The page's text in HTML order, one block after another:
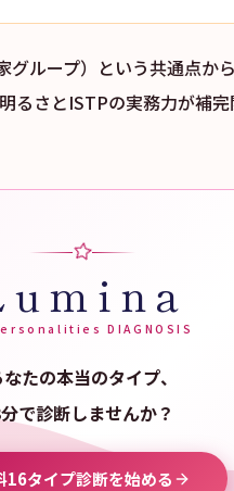
グループ）という共通点か
るさとISTPの実務力が補
DIAGNOSIS
たの本当のタイプ、
で診断しませんか？
16タイプ診断を始める